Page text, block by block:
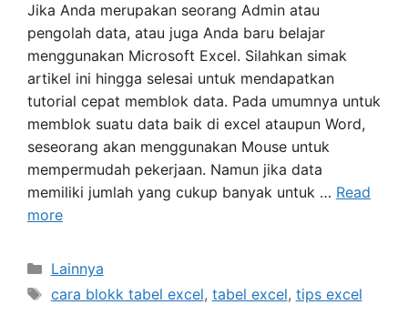
Jika Anda merupakan seorang Admin atau
pengolah data, atau juga Anda baru belajar
menggunakan Microsoft Excel. Silahkan simak
artikel ini hingga selesai untuk mendapatkan
tutorial cepat memblok data. Pada umumnya untuk
memblok suatu data baik di excel ataupun Word,
seseorang akan menggunakan Mouse untuk
mempermudah pekerjaan. Namun jika data
memiliki jumlah yang cukup banyak untuk … Read
more
Categories
Lainnya
Tags
cara blokk tabel excel, tabel excel, tips excel